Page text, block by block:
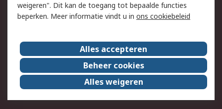
Algemene
verkoopvoorwaarden
Over RS
RS Group
Over ons
RS wereldwijd
Werken bij RS
ESG
weigeren". Dit kan de toegang tot bepaalde functies
beperken. Meer informatie vindt u in ons cookiebeleid
Alles accepteren
Beheer cookies
Alles weigeren